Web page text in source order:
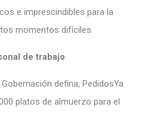
e imprescindibles para la
momentos difíciles.
de trabajo
defina, PedidosYa
platos de almuerzo para el